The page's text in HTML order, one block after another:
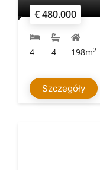
€ 480.000
4 4 198m2
Szczegóły